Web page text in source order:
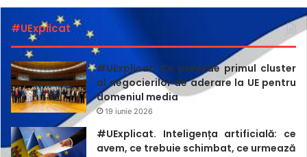
Europa, Federația Europeană a Jurnaliștilor (FEJ), Free
Press Unlimited, Institutul Internațional de Presă (IPI) și,
mai nou, CCI/Osservatorio Balcani Caucaso Transeuropa
Transeuropa. Proiectul a început în 2020 și este finanțat
de Comisia Europeană.
#UExplicat
#UExplicat. Ce prevede primul cluster
al negocierilor de aderare la UE pentru
domeniul media
19 iunie 2026
#UExplicat. Inteligența artificială: ce
avem, ce trebuie schimbat, ce urmează